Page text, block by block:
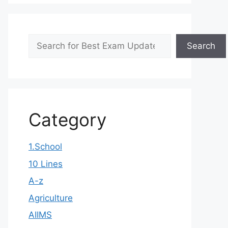
Search
Search
Category
1.School
10 Lines
A-z
Agriculture
AIIMS